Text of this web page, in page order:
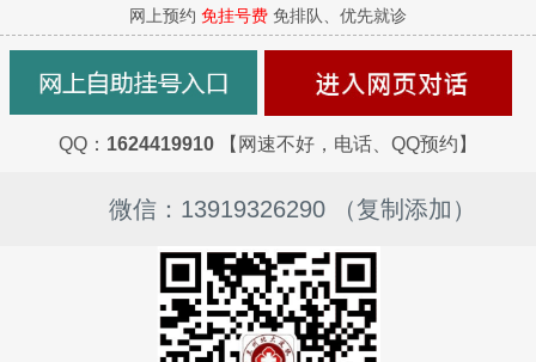
网上预约 免挂号费 免排队、优先就诊
QQ： 1624419910 【网速不好，电话、QQ预约】
微信：13919326290 （复制添加）